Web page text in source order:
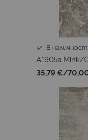
В наличност
A1905a Mink/
35,79 €/